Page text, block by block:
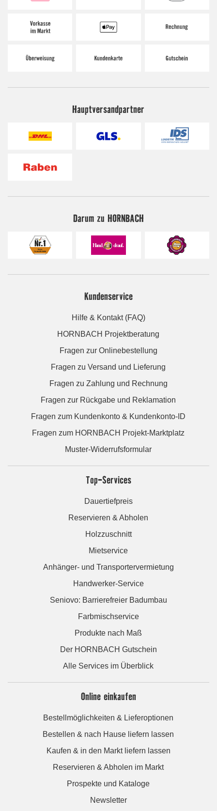
Hauptversandpartner
Darum zu HORNBACH
Kundenservice
Hilfe & Kontakt (FAQ)
HORNBACH Projektberatung
Fragen zur Onlinebestellung
Fragen zu Versand und Lieferung
Fragen zu Zahlung und Rechnung
Fragen zur Rückgabe und Reklamation
Fragen zum Kundenkonto & Kundenkonto-ID
Fragen zum HORNBACH Projekt-Marktplatz
Muster-Widerrufsformular
Top-Services
Dauertiefpreis
Reservieren & Abholen
Holzzuschnitt
Mietservice
Anhänger- und Transportervermietung
Handwerker-Service
Seniovo: Barrierefreier Badumbau
Farbmischservice
Produkte nach Maß
Der HORNBACH Gutschein
Alle Services im Überblick
Online einkaufen
Bestellmöglichkeiten & Lieferoptionen
Bestellen & nach Hause liefern lassen
Kaufen & in den Markt liefern lassen
Reservieren & Abholen im Markt
Prospekte und Kataloge
Newsletter